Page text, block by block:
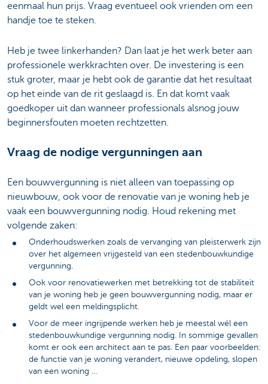
eenmaal hun prijs. Vraag eventueel ook vrienden om een
handje toe te steken.
Heb je twee linkerhanden? Dan laat je het werk beter aan
professionele werkkrachten over. De investering is een
stuk groter, maar je hebt ook de garantie dat het resultaat
op het einde van de rit geslaagd is. En dat komt vaak
goedkoper uit dan wanneer professionals alsnog jouw
beginnersfouten moeten rechtzetten.
Vraag de nodige vergunningen aan
Een bouwvergunning is niet alleen van toepassing op
nieuwbouw, ook voor de renovatie van je woning heb je
vaak een bouwvergunning nodig. Houd rekening met
volgende zaken:
Onderhoudswerken zoals de vervanging van pleisterwerk zijn
over het algemeen vrijgesteld van een stedenbouwkundige
vergunning.
Ook voor renovatiewerken met betrekking tot de stabiliteit
van je woning heb je geen bouwvergunning nodig, maar er
geldt wel een meldingsplicht.
Voor de meer ingrijpende werken heb je meestal wél een
stedenbouwkundige vergunning nodig. In sommige gevallen
komt er ook een architect aan te pas. Een paar voorbeelden:
de functie van je woning verandert, nieuwe opdeling, slopen
van een woning …